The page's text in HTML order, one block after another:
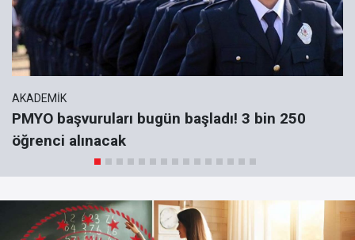
AKADEMİK
PMYO başvuruları bugün başladı! 3 bin 250
öğrenci alınacak